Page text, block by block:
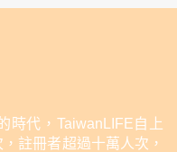
時代，TaiwanLIFE自上
註冊者超過十萬人次，